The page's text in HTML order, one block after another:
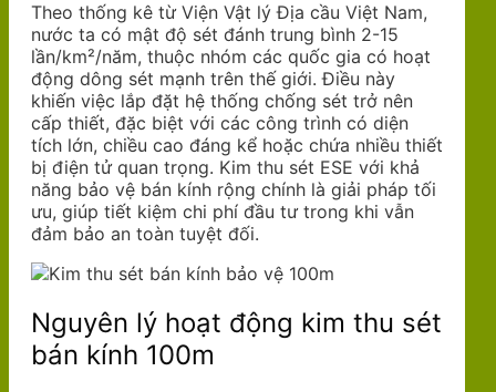
Theo thống kê từ Viện Vật lý Địa cầu Việt Nam,
nước ta có mật độ sét đánh trung bình 2-15
lần/km²/năm, thuộc nhóm các quốc gia có hoạt
động dông sét mạnh trên thế giới. Điều này
khiến việc lắp đặt hệ thống chống sét trở nên
cấp thiết, đặc biệt với các công trình có diện
tích lớn, chiều cao đáng kể hoặc chứa nhiều thiết
bị điện tử quan trọng. Kim thu sét ESE với khả
năng bảo vệ bán kính rộng chính là giải pháp tối
ưu, giúp tiết kiệm chi phí đầu tư trong khi vẫn
đảm bảo an toàn tuyệt đối.
Nguyên lý hoạt động kim thu sét
bán kính 100m